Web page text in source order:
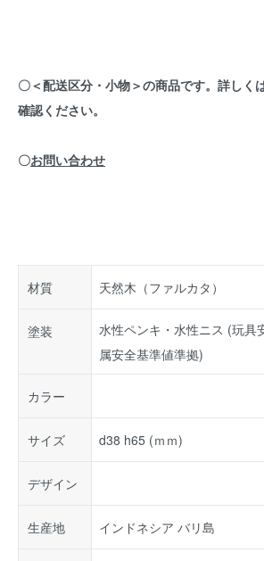
〇＜配送区分・小物＞の商品です。詳しく
確認ください。
〇お問い合わせ
材質 天然木（ファルカタ）
塗装
水性ペンキ・水性ニス (玩具
属安全基準値準拠)
カラー
サイズ d38 h65 (ｍｍ)
デザイン
生産地 インドネシア バリ島